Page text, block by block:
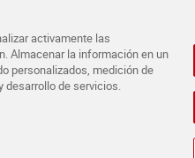
¡Solicita tu tarjeta de
activamente las
Almacenar la información en un
personalizados, medición de
desarrollo de servicios.